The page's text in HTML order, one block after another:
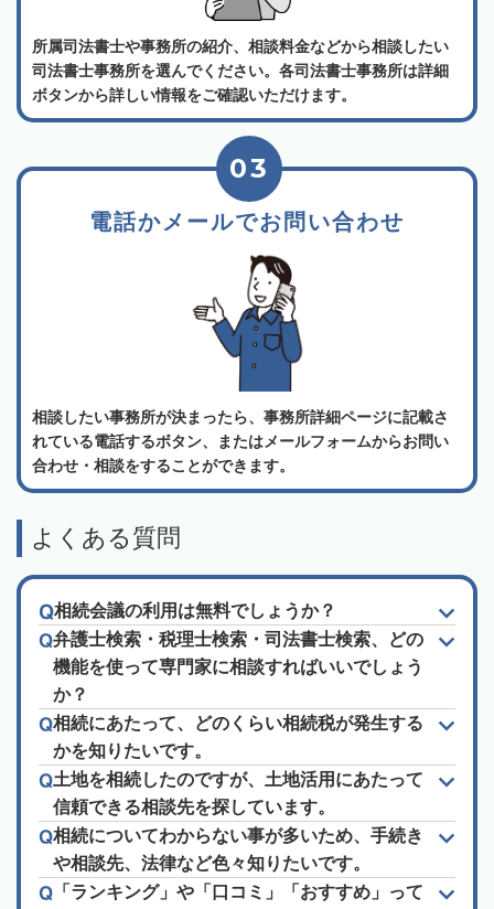
所属司法書士や事務所の紹介、相談料金などから相談したい
司法書士事務所を選んでください。各司法書士事務所は詳細
ボタンから詳しい情報をご確認いただけます。
電話かメールでお問い合わせ
03
相談したい事務所が決まったら、事務所詳細ページに記載さ
れている電話するボタン、またはメールフォームからお問い
合わせ・相談をすることができます。
よくある質問
相続会議の利用は無料でしょうか？
弁護士検索・税理士検索・司法書士検索、どの
機能を使って専門家に相談すればいいでしょう
か？
相続にあたって、どのくらい相続税が発生する
かを知りたいです。
土地を相続したのですが、土地活用にあたって
信頼できる相談先を探しています。
相続についてわからない事が多いため、手続き
や相談先、法律など色々知りたいです。
「ランキング」や「口コミ」「おすすめ」って